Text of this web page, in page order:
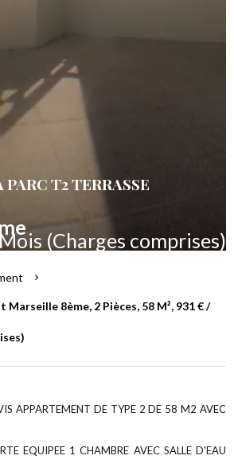
T2 TERRASSE
(Charges comprises)
8ème, 2 Pièces, 58 M², 931 € /
APPARTEMENT DE TYPE 2 DE 58 M2 AVEC
EQUIPEE 1 CHAMBRE AVEC SALLE D'EAU